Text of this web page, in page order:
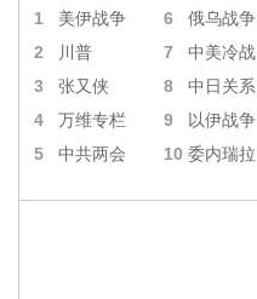
1 美伊战争 6 俄乌战争
2 川普 7 中美冷战
3 张又侠 8 中日关系
4 万维专栏 9 以伊战争
5 中共两会 10 委内瑞拉